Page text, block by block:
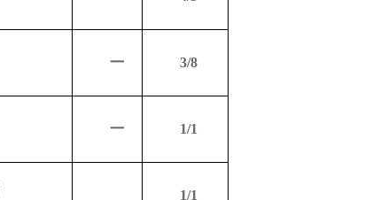
一 3/8
一 1/1
1/1